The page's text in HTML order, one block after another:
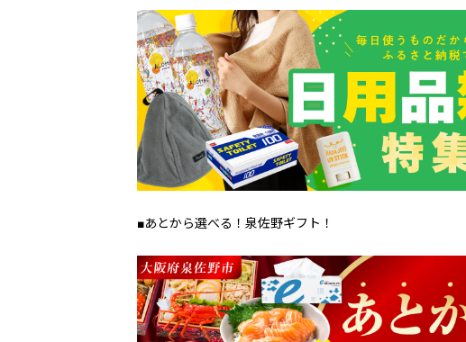
■あとから選べる！泉佐野ギフト！